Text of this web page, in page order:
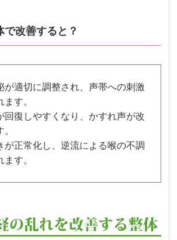
で改善すると？
が適切に調整され、声帯への刺激
す。
回復しやすくなり、かすれ声が改
が正常化し、逆流による喉の不調
す。